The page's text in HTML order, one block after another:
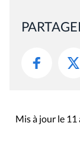
Mis à jour le